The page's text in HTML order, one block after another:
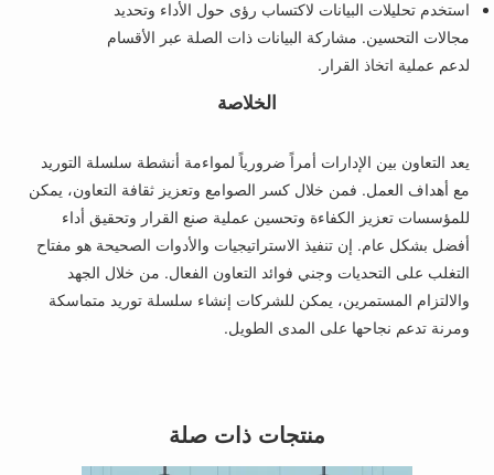
استخدم تحليلات البيانات لاكتساب رؤى حول الأداء وتحديد
مجالات التحسين. مشاركة البيانات ذات الصلة عبر الأقسام
لدعم عملية اتخاذ القرار.
الخلاصة
يعد التعاون بين الإدارات أمراً ضرورياً لمواءمة أنشطة سلسلة التوريد
مع أهداف العمل. فمن خلال كسر الصوامع وتعزيز ثقافة التعاون، يمكن
للمؤسسات تعزيز الكفاءة وتحسين عملية صنع القرار وتحقيق أداء
أفضل بشكل عام. إن تنفيذ الاستراتيجيات والأدوات الصحيحة هو مفتاح
التغلب على التحديات وجني فوائد التعاون الفعال. من خلال الجهد
والالتزام المستمرين، يمكن للشركات إنشاء سلسلة توريد متماسكة
ومرنة تدعم نجاحها على المدى الطويل.
منتجات ذات صلة